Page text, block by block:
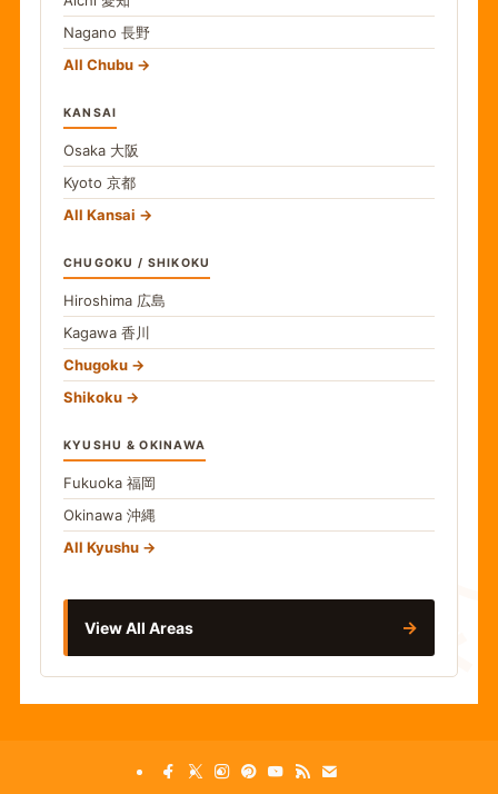
食
Nagano 長野
All Chubu
KANSAI
Osaka 大阪
Kyoto 京都
All Kansai
CHUGOKU / SHIKOKU
Hiroshima 広島
Kagawa 香川
Chugoku
Shikoku
KYUSHU & OKINAWA
Fukuoka 福岡
Okinawa 沖縄
All Kyushu
View All Areas →